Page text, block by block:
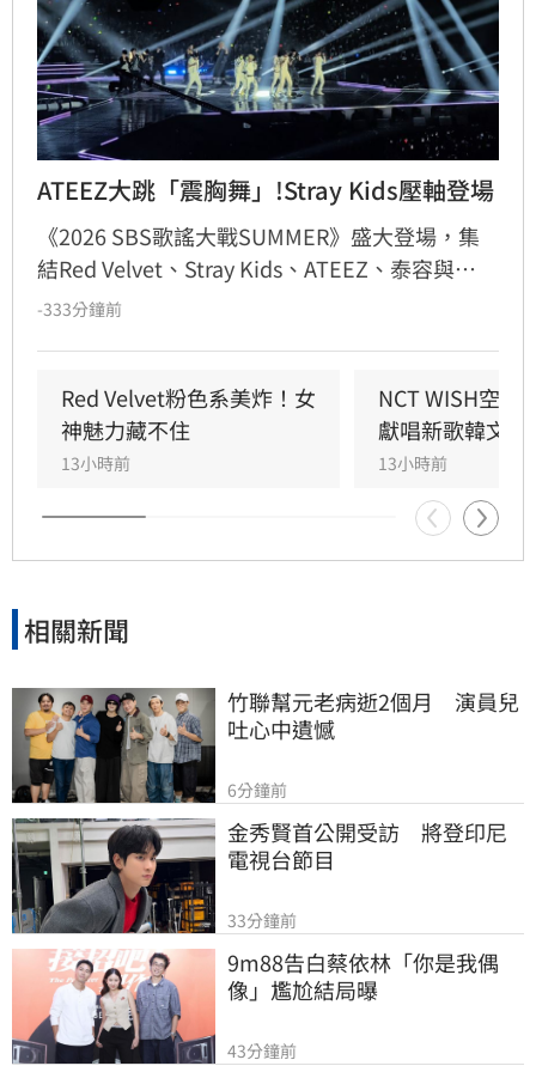
ATEEZ大跳「震胸舞」!Stray Kids壓軸登場
《2026 SBS歌謠大戰SUMMER》盛大登場，集
結Red Velvet、Stray Kids、ATEEZ、泰容與
KISS OF LIFE等超人氣偶像。ATEEZ以高強度舞
台王者魅力。此外，SEVENTEEN DINO以分身
Picheolin身份帶來復古感十足的Solo演出；
KISS OF LIFE則憑藉火辣俐落的舞台與NATTY的
飛吻互動，成為當晚粉絲討論焦點。眾星雲集的
精彩演出，為觀眾帶來一場視覺與聽覺的頂級饗
宴，成功炒熱今夏歌壇話題。
-333分鐘前
Red Velvet粉色系美炸！女
神魅力藏不住
13小時前
NCT WISH空降
獻唱新歌韓文版
13小時前
相關新聞
竹聯幫元老病逝2個月　演員兒
吐心中遺憾
6分鐘前
金秀賢首公開受訪　將登印尼
電視台節目
33分鐘前
9m88告白蔡依林「你是我偶
像」尷尬結局曝
43分鐘前